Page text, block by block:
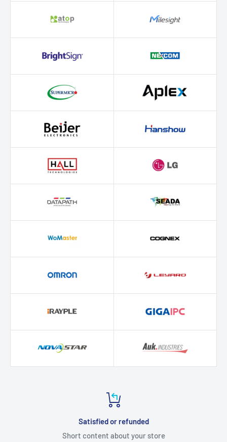
Satisfied or refunded
Short content about your store